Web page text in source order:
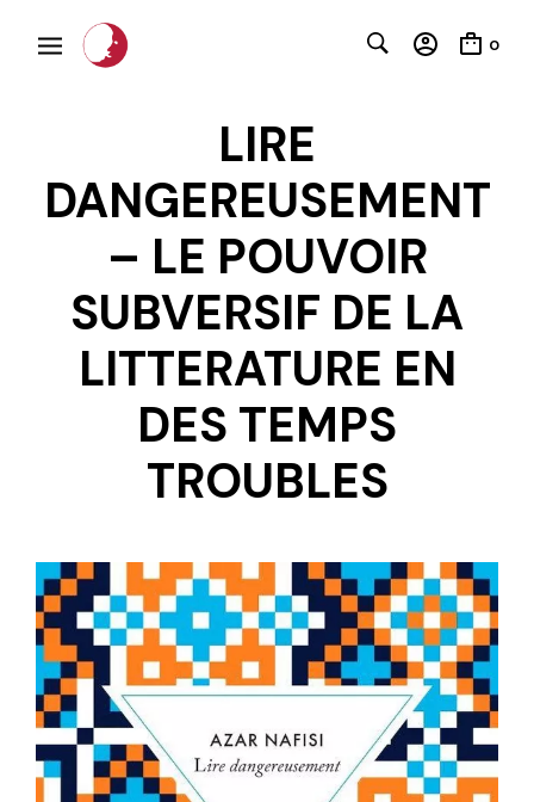
0
LIRE
DANGEREUSEMENT
– LE POUVOIR
SUBVERSIF DE LA
LITTERATURE EN
DES TEMPS
TROUBLES